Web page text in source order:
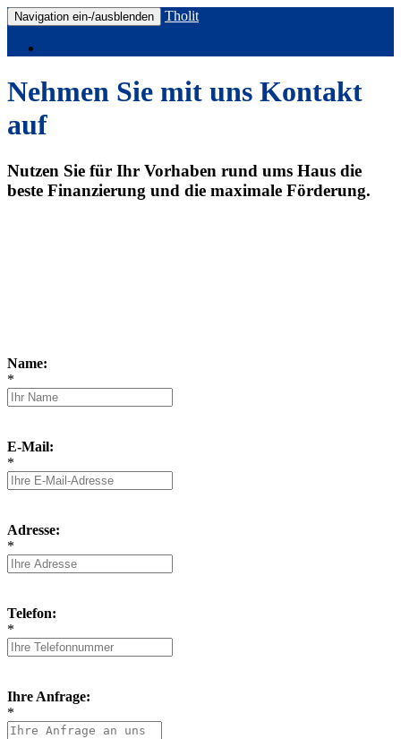
Navigation ein-/ausblenden Tholit
Nehmen Sie mit uns Kontakt
auf
Nutzen Sie für Ihr Vorhaben rund ums Haus die
beste Finanzierung und die maximale Förderung.
Name:
*
E-Mail:
*
Adresse:
*
Telefon:
*
Ihre Anfrage:
*